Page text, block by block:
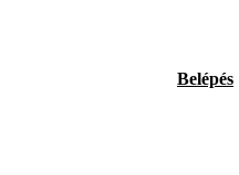
Belépés